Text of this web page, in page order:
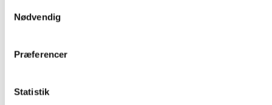
Nødvendig
Præferencer
Statistik
Mere information
kontaktperson Mathias Schwartz Kirkegaard på
2714 2481.
Fællesoverenskomsten mellem Finansministeriet
og CO10 – Centralorganisationen af 2010 og